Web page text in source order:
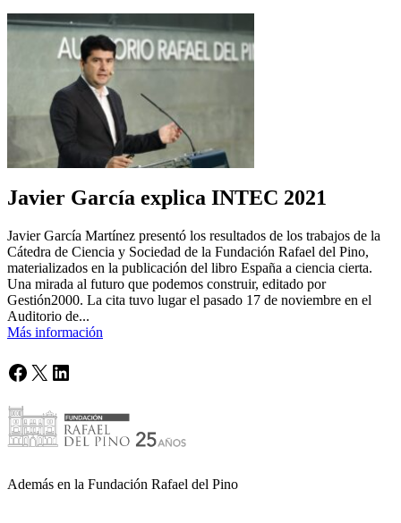
Javier García explica INTEC 2021
Javier García Martínez presentó los resultados de los trabajos de la
Cátedra de Ciencia y Sociedad de la Fundación Rafael del Pino,
materializados en la publicación del libro España a ciencia cierta.
Una mirada al futuro que podemos construir, editado por
Gestión2000. La cita tuvo lugar el pasado 17 de noviembre en el
Auditorio de...
Más información
Facebook
X LinkedIn
Además en la Fundación Rafael del Pino